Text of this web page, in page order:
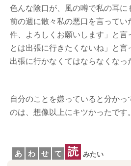
色んな陰口が、風の噂で私の耳に
前の週に散々私の悪口を言ってい
件、よろしくお願いします」と言
とは出張に行きたくないね」と言
出張に行かなくてはならなくなっ
自分のことを嫌っていると分かっ
のは、想像以上にキツかったです。
あ わ せ て 読 みたい